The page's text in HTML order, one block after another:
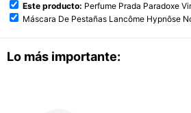
Este producto: Perfume Prada Paradoxe
Máscara De Pestañas Lancôme Hypnôse
Lo más importante: